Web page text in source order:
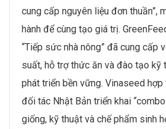
cung cấp nguyên liệu đơn thuần”,
hành để cùng tạo giá trị.
“Tiếp sức nhà nông” đã cung cấp
suất, hỗ trợ thức ăn và đào tạo kỹ
phát triển bền vững. Vinaseed hợp
đối tác Nhật Bản triển khai
giống, kỹ thuật và chế phẩm sinh